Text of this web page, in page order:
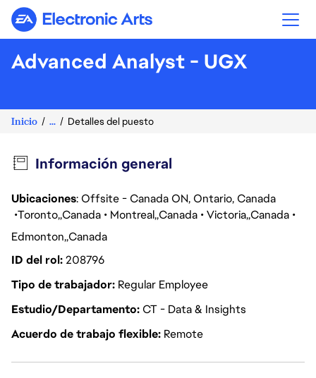
Electronic Arts
Advanced Analyst - UGX
Inicio ... Detalles del puesto
Información general
Ubicaciones: Offsite - Canada ON, Ontario, Canada
Toronto Canada Montreal Canada Victoria Canada
Edmonton Canada
ID del rol208796
Tipo de trabajador Regular Employee
Estudio/DepartamentoCT - Data & Insights
Acuerdo de trabajo flexible Remote